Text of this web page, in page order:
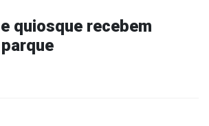
quiosque recebem